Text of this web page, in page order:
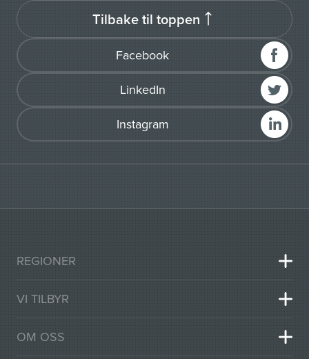
Facebook
LinkedIn
Instagram
Tilbake til toppen
REGIONER
VI TILBYR
OM OSS